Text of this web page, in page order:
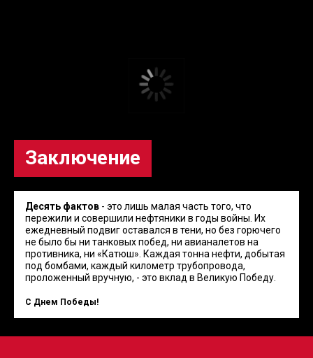
Заключение
Десять фактов - это лишь малая часть того, что
пережили и совершили нефтяники в годы войны. Их
ежедневный подвиг оставался в тени, но без горючего
не было бы ни танковых побед, ни авианалетов на
противника, ни «Катюш». Каждая тонна нефти, добытая
под бомбами, каждый километр трубопровода,
проложенный вручную, - это вклад в Великую Победу.
С Днем Победы!